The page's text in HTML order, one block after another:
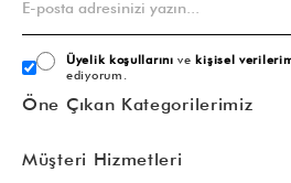
Üyelik koşullarını vekişisel
ediyorum.
Öne Çıkan Kategorilerimiz
Müşteri Hizmetleri